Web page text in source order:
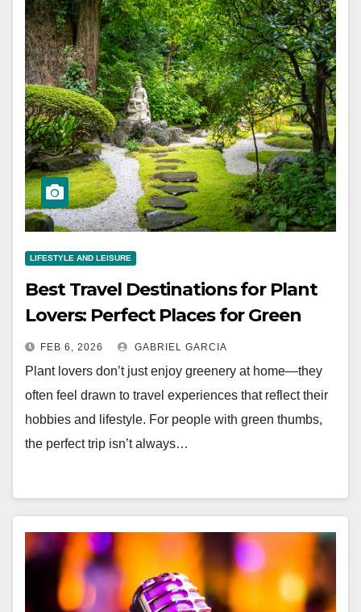
LIFESTYLE AND LEISURE
Best Travel Destinations for Plant
Lovers: Perfect Places for Green
Thumbs and Nature Lifestyles
FEB 6, 2026 GABRIEL GARCIA
Plant lovers don’t just enjoy greenery at home—they
often feel drawn to travel experiences that reflect their
hobbies and lifestyle. For people with green thumbs,
the perfect trip isn’t always…